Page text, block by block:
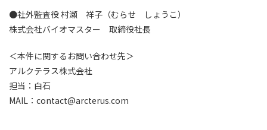
●社外監査役 村瀬 祥子（むらせ しょうこ）
株式会社バイオマスター 取締役社長
＜本件に関するお問い合わせ先＞
アルクテラス株式会社
担当：白石
MAIL：contact@arcterus.com